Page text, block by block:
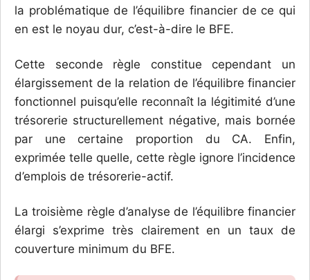
la problématique de l’équilibre financier de ce qui
en est le noyau dur, c’est-à-dire le BFE.
Cette seconde règle constitue cependant un
élargissement de la relation de l’équilibre financier
fonctionnel puisqu’elle reconnaît la légitimité d’une
trésorerie structurellement négative, mais bornée
par une certaine proportion du CA. Enfin,
exprimée telle quelle, cette règle ignore l’incidence
d’emplois de trésorerie-actif.
La troisième règle d’analyse de l’équilibre financier
élargi s’exprime très clairement en un taux de
couverture minimum du BFE.